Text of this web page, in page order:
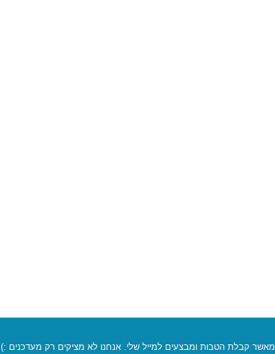
מאשר קבלת הטבות ומבצעים למייל שלי. אנחנו לא מציקים רק מעדכנים :)